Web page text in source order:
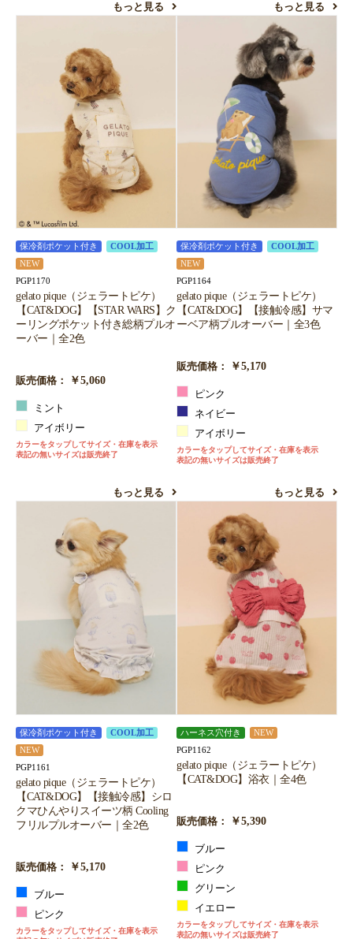
もっと見る もっと見る
保冷剤ポケット付き
COOL加工
NEW
PGP1170
gelato pique（ジェラートピケ）
【CAT&DOG】【STAR WARS】ク
ーリングポケット付き総柄プルオ
ーバー｜全2色
販売価格： ￥5,060
ミント
アイボリー
カラーをタップしてサイズ・在庫を表示
表記の無いサイズは販売終了
もっと見る
保冷剤ポケット付き
COOL加工
NEW
PGP1164
gelato pique（ジェラートピケ）
【CAT&DOG】【接触冷感】サマ
ーベア柄プルオーバー｜全3色
販売価格： ￥5,170
ピンク
ネイビー
アイボリー
カラーをタップしてサイズ・在庫を表示
表記の無いサイズは販売終了
もっと見る
保冷剤ポケット付き
COOL加工
NEW
PGP1161
gelato pique（ジェラートピケ）
【CAT&DOG】【接触冷感】シロ
クマひんやりスイーツ柄 Cooling
フリルプルオーバー｜全2色
販売価格： ￥5,170
ブルー
ピンク
カラーをタップしてサイズ・在庫を表示
ハーネス穴付き NEW
PGP1162
gelato pique（ジェラートピケ）
【CAT&DOG】浴衣｜全4色
販売価格： ￥5,390
ブルー
ピンク
グリーン
イエロー
カラーをタップしてサイズ・在庫を表示
表記の無いサイズは販売終了